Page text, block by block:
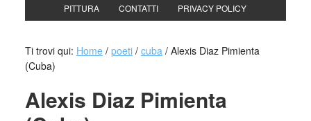
PITTURA CONTATTI PRIVACY POLICY
Ti trovi qui: Home / poeti / cuba /Alexis Diaz Pimienta
(Cuba)
Alexis Diaz Pimienta